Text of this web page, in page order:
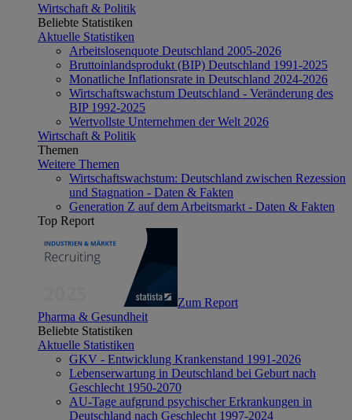
Wirtschaft & Politik
Beliebte Statistiken
Aktuelle Statistiken
Arbeitslosenquote Deutschland 2005-2026
Bruttoinlandsprodukt (BIP) Deutschland 1991-2025
Monatliche Inflationsrate in Deutschland 2024-2026
Wirtschaftswachstum Deutschland - Veränderung des
BIP 1992-2025
Wertvollste Unternehmen der Welt 2026
Wirtschaft & Politik
Themen
Weitere Themen
Wirtschaftswachstum: Deutschland zwischen Rezession
und Stagnation - Daten & Fakten
Generation Z auf dem Arbeitsmarkt - Daten & Fakten
Top Report
Zum Report
Pharma & Gesundheit
Beliebte Statistiken
Aktuelle Statistiken
GKV - Entwicklung Krankenstand 1991-2026
Lebenserwartung in Deutschland bei Geburt nach
Geschlecht 1950-2070
AU-Tage aufgrund psychischer Erkrankungen in
Deutschland nach Geschlecht 1997-2024